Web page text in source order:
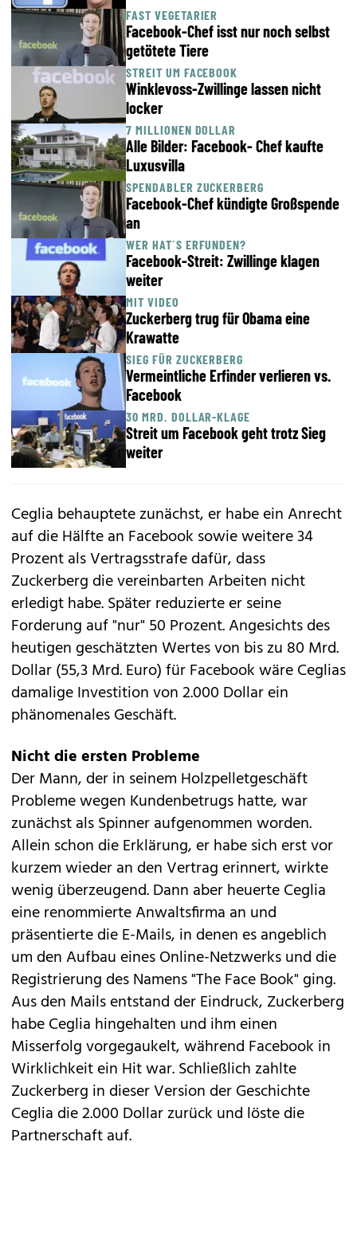
FAST VEGETARIER
Facebook-Chef isst nur noch selbst
getötete Tiere
STREIT UM FACEBOOK
Winklevoss-Zwillinge lassen nicht
locker
7 MILLIONEN DOLLAR
Alle Bilder: Facebook- Chef kaufte
Luxusvilla
SPENDABLER ZUCKERBERG
Facebook-Chef kündigte Großspende
an
WER HAT´S ERFUNDEN?
Facebook-Streit: Zwillinge klagen
weiter
MIT VIDEO
Zuckerberg trug für Obama eine
Krawatte
SIEG FÜR ZUCKERBERG
Vermeintliche Erfinder verlieren vs.
Facebook
30 MRD. DOLLAR-KLAGE
Streit um Facebook geht trotz Sieg
weiter
Ceglia behauptete zunächst, er habe ein Anrecht
auf die Hälfte an Facebook sowie weitere 34
Prozent als Vertragsstrafe dafür, dass
Zuckerberg die vereinbarten Arbeiten nicht
erledigt habe. Später reduzierte er seine
Forderung auf "nur" 50 Prozent. Angesichts des
heutigen geschätzten Wertes von bis zu 80 Mrd.
Dollar (55,3 Mrd. Euro) für Facebook wäre Ceglias
damalige Investition von 2.000 Dollar ein
phänomenales Geschäft.
Nicht die ersten Probleme
Der Mann, der in seinem Holzpelletgeschäft
Probleme wegen Kundenbetrugs hatte, war
zunächst als Spinner aufgenommen worden.
Allein schon die Erklärung, er habe sich erst vor
kurzem wieder an den Vertrag erinnert, wirkte
wenig überzeugend. Dann aber heuerte Ceglia
eine renommierte Anwaltsfirma an und
präsentierte die E-Mails, in denen es angeblich
um den Aufbau eines Online-Netzwerks und die
Registrierung des Namens "The Face Book" ging.
Aus den Mails entstand der Eindruck, Zuckerberg
habe Ceglia hingehalten und ihm einen
Misserfolg vorgegaukelt, während Facebook in
Wirklichkeit ein Hit war. Schließlich zahlte
Zuckerberg in dieser Version der Geschichte
Ceglia die 2.000 Dollar zurück und löste die
Partnerschaft auf.